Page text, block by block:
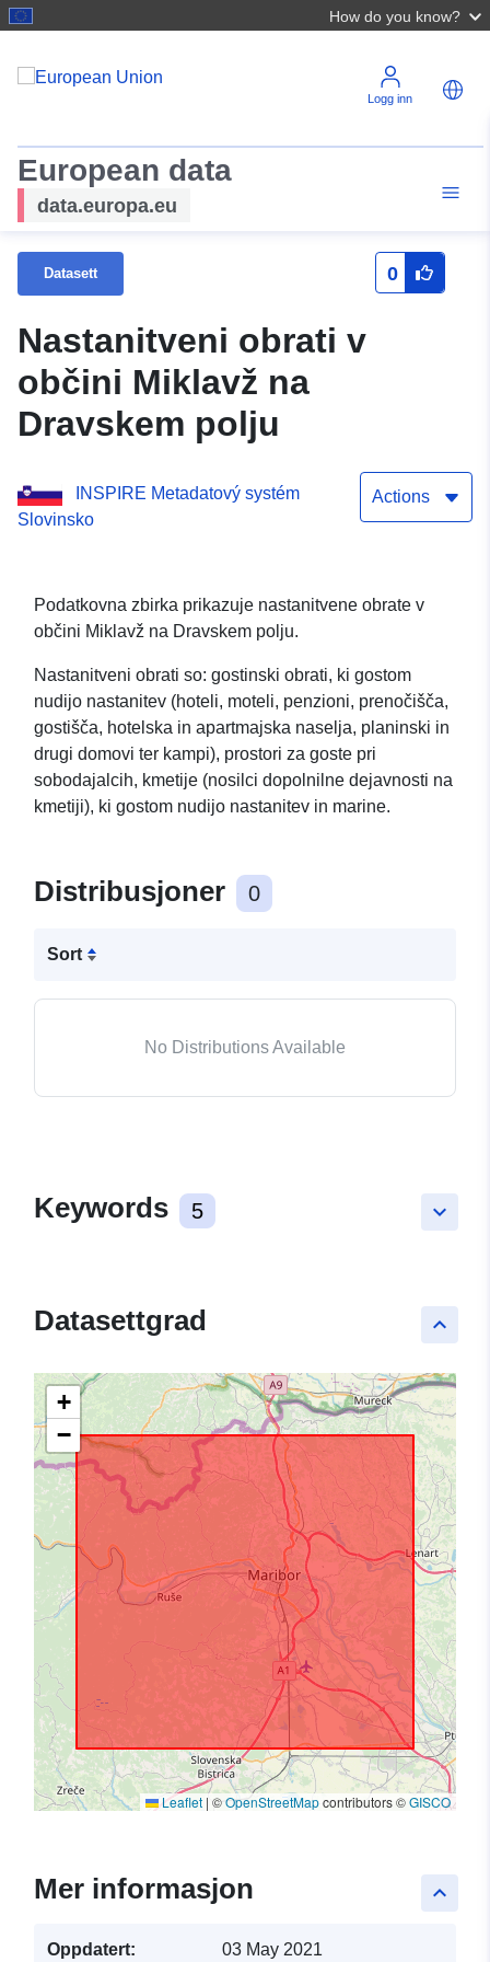
How do you know?
Logg inn
European data
data.europa.eu
Datasett 0
Nastanitveni obrati v
občini Miklavž na
Dravskem polju
INSPIRE Metadatový systém
Slovinsko
Actions
Podatkovna zbirka prikazuje nastanitvene obrate v
občini Miklavž na Dravskem polju.
Nastanitveni obrati so: gostinski obrati, ki gostom
nudijo nastanitev (hoteli, moteli, penzioni, prenočišča,
gostišča, hotelska in apartmajska naselja, planinski in
drugi domovi ter kampi), prostori za goste pri
sobodajalcih, kmetije (nosilci dopolnilne dejavnosti na
kmetiji), ki gostom nudijo nastanitev in marine.
Distribusjoner 0
Sort
No Distributions Available
keyboard_arrow_down
Keywords 5
keyboard_arrow_up
Datasettgrad
+
−
Leaflet | ©OpenStreetMapcontributors ©GISCO
keyboard_arrow_up
Mer informasjon
Oppdatert: 03 May 2021